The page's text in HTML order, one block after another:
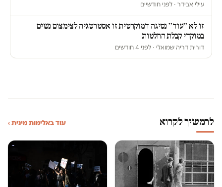
עילי אבידר · לפני חודשיים
זו לא ״עוד״ נסיגה דמוקרטית זו אסטרטגיה לצימצום נשים
במוקדי קבלת החלטות
דורית דריה שמואלי · לפני 4 חודשים
להמשיך לקרוא עוד באלימות מינית ›